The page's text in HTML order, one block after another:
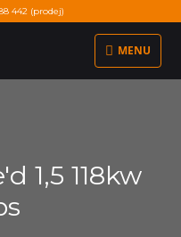
442 (prodej)
MENU
1,5 118kw